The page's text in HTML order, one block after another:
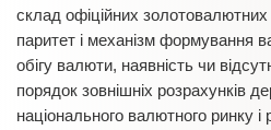
склад офіційних
паритет і механізм формування
обігу валюти, наявність чи
порядок зовнішніх розрахунків
національного валютного ринку і